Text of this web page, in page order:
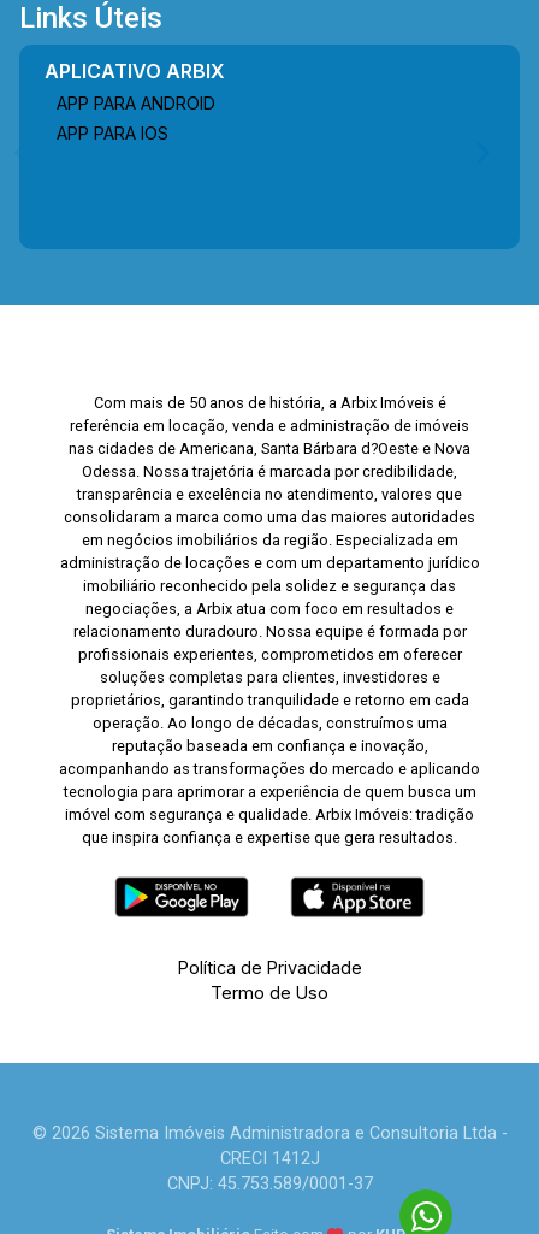
Links Úteis
APLICATIVO ARBIX
APP PARA ANDROID
APP PARA IOS
Com mais de 50 anos de história, a Arbix Imóveis é
referência em locação, venda e administração de imóveis
nas cidades de Americana, Santa Bárbara d?Oeste e Nova
Odessa. Nossa trajetória é marcada por credibilidade,
transparência e excelência no atendimento, valores que
consolidaram a marca como uma das maiores autoridades
em negócios imobiliários da região. Especializada em
administração de locações e com um departamento jurídico
imobiliário reconhecido pela solidez e segurança das
negociações, a Arbix atua com foco em resultados e
relacionamento duradouro. Nossa equipe é formada por
profissionais experientes, comprometidos em oferecer
soluções completas para clientes, investidores e
proprietários, garantindo tranquilidade e retorno em cada
operação. Ao longo de décadas, construímos uma
reputação baseada em confiança e inovação,
acompanhando as transformações do mercado e aplicando
tecnologia para aprimorar a experiência de quem busca um
imóvel com segurança e qualidade. Arbix Imóveis: tradição
que inspira confiança e expertise que gera resultados.
Política de Privacidade
Termo de Uso
© 2026 Sistema Imóveis Administradora e Consultoria Ltda -
CRECI 1412J
CNPJ: 45.753.589/0001-37